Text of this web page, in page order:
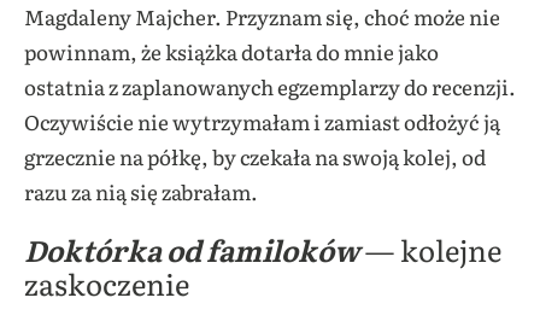
Magdaleny Majcher. Przyznam się, choć może nie
powinnam, że książka dotarła do mnie jako
ostatnia z zaplanowanych egzemplarzy do recenzji.
Oczywiście nie wytrzymałam i zamiast odłożyć ją
grzecznie na półkę, by czekała na swoją kolej, od
razu za nią się zabrałam.
Doktórka od familoków— kolejne
zaskoczenie